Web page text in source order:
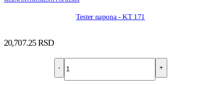
Tester napona - KT 171
20,707.25RSD
- +